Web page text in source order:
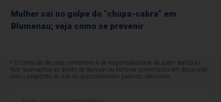
Mulher cai no golpe do “chupa-cabra” em
Blumenau; veja como se prevenir
* O conteúdo de cada comentário é de responsabilidade de quem realizá-lo.
Nos reservamos ao direito de reprovar ou eliminar comentários em desacordo
com o propósito do site ou que contenham palavras ofensivas.